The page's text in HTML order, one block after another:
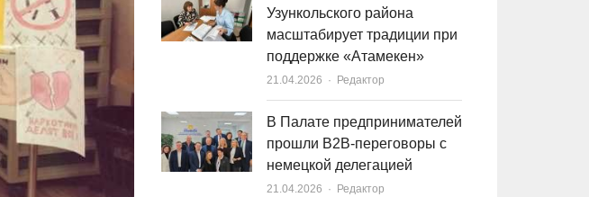
Узункольского района
масштабирует традиции при
поддержке «Атамекен»
21.04.2026 Author
Редактор
В Палате предпринимателей
прошли B2B-переговоры с
немецкой делегацией
21.04.2026 Author
Редактор